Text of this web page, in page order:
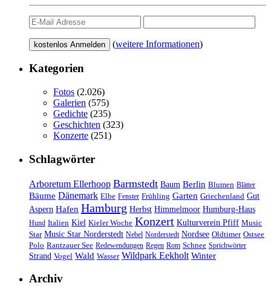
(weitere Informationen)
Kategorien
Fotos (2.026)
Galerien (575)
Gedichte (235)
Geschichten (323)
Konzerte (251)
Schlagwörter
Arboretum Ellerhoop Barmstedt Baum Berlin Blumen Blätter
Bäume Dänemark Elbe Fenster Frühling Garten Griechenland Gut
Aspern Hafen Hamburg Herbst Himmelmoor Humburg-Haus
Hund Italien Kiel Kieler Woche Konzert Kulturverein Pfiff Music
Star Music Star Norderstedt Nebel Norderstedt Nordsee Oldtimer Ostsee
Polo Rantzauer See Redewendungen Regen Rom Schnee Sprichwörter
Strand Vogel Wald Wasser Wildpark Eekholt Winter
Archiv